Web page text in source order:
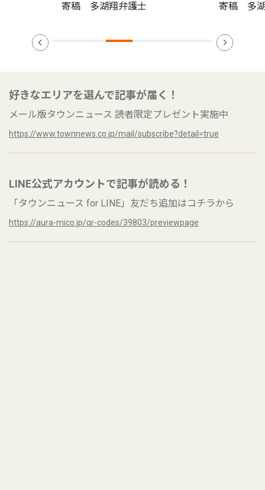
寄稿 多湖翔弁護士 寄稿 多
好きなエリアを選んで記事が届く！
メール版タウンニュース 読者限定プレゼント実施中
https://www.townnews.co.jp/mail/subscribe?detail=true
LINE公式アカウントで記事が読める！
「タウンニュース for LINE」友だち追加はコチラから
https://aura-mico.jp/qr-codes/39803/previewpage